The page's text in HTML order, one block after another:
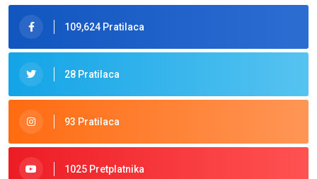
109,624 Pratilaca
28 Pratilaca
93 Pratilaca
1025 Pretplatnika